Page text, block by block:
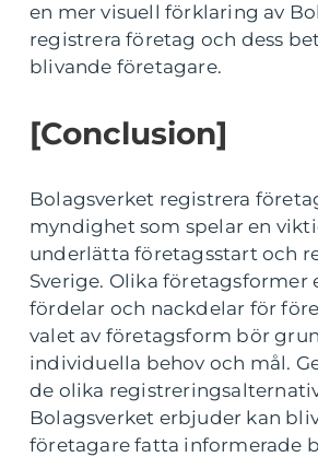
en mer visuell förklaring av
registrera företag och dess
blivande företagare.
[Conclusion]
Bolagsverket registrera
myndighet som spelar en
underlätta företagsstart och
Sverige. Olika företagsformer
fördelar och nackdelar för
valet av företagsform bör
individuella behov och mål.
de olika
Bolagsverket erbjuder kan
företagare fatta informerade